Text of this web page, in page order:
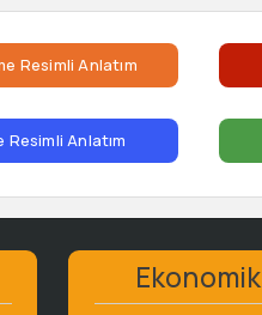
Resimli Anlatım
Anlatım
Ekonomik